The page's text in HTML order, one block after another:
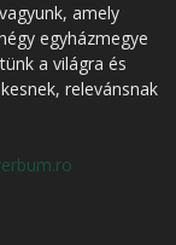
amely
egyházmegye
a világra és
relevánsnak